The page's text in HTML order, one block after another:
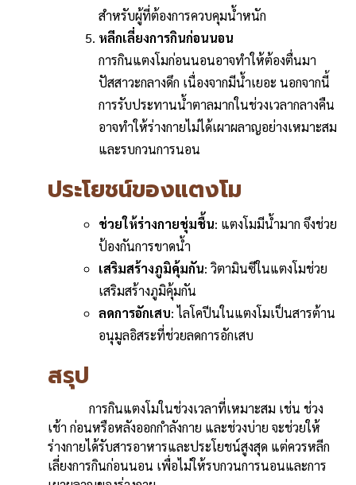
สำหรับผู้ที่ต้องการควบคุมน้ำหนัก
หลีกเลี่ยงการกินก่อนนอน
การกินแตงโมก่อนนอนอาจทำให้ต้องตื่นมา
ปัสสาวะกลางดึก เนื่องจากมีน้ำเยอะ นอกจากนี้
การรับประทานน้ำตาลมากในช่วงเวลากลางคืน
อาจทำให้ร่างกายไม่ได้เผาผลาญอย่างเหมาะสม
และรบกวนการนอน
ประโยชน์ของแตงโม
ช่วยให้ร่างกายชุ่มชื้น: แตงโมมีน้ำมาก จึงช่วย
ป้องกันการขาดน้ำ
เสริมสร้างภูมิคุ้มกัน: วิตามินซีในแตงโมช่วย
เสริมสร้างภูมิคุ้มกัน
ลดการอักเสบ: ไลโคปีนในแตงโมเป็นสารต้าน
อนุมูลอิสระที่ช่วยลดการอักเสบ
สรุป
การกินแตงโมในช่วงเวลาที่เหมาะสม เช่น ช่วง
เช้า ก่อนหรือหลังออกกำลังกาย และช่วงบ่าย จะช่วยให้
ร่างกายได้รับสารอาหารและประโยชน์สูงสุด แต่ควรหลีก
เลี่ยงการกินก่อนนอน เพื่อไม่ให้รบกวนการนอนและการ